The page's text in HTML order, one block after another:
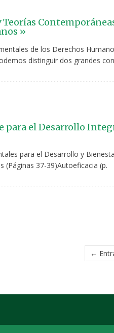
»
de los Derechos
distinguir dos grandes
para el Desarrollo
para el Desarrollo y
(Páginas 37-39)Autoeficacia (p.
←